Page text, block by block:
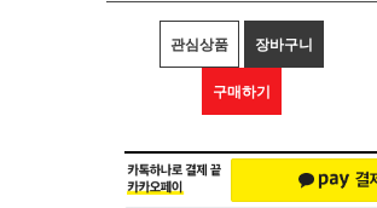
관심상품 장바구니
구매하기